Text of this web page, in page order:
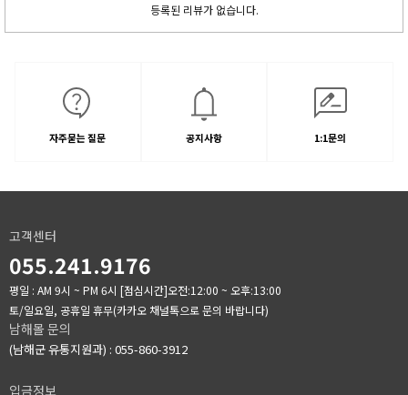
등록된 리뷰가 없습니다.
자주묻는 질문 공지사항 1:1문의
고객센터
055.241.9176
평일 : AM 9시 ~ PM 6시 [점심시간]오전:12:00 ~ 오후:13:00
토/일요일, 공휴일 휴무(카카오 채널톡으로 문의 바랍니다)
남해몰 문의
(남해군 유통지원과) : 055-860-3912
입금정보